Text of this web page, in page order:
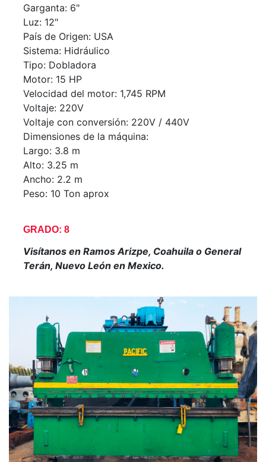
Garganta: 6"
Luz: 12"
País de Origen: USA
Sistema: Hidráulico
Tipo: Dobladora
Motor: 15 HP
Velocidad del motor: 1,745 RPM
Voltaje: 220V
Voltaje con conversión: 220V / 440V
Dimensiones de la máquina:
Largo: 3.8 m
Alto: 3.25 m
Ancho: 2.2 m
Peso: 10 Ton aprox
GRADO: 8
Visítanos en Ramos Arizpe, Coahuila o General
Terán, Nuevo León en Mexico.